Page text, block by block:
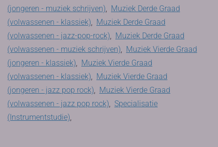
(jongeren - muziek schrijven), Muziek Derde Graad
(volwassenen - klassiek), Muziek Derde Graad
(volwassenen - jazz-pop-rock), Muziek Derde Graad
(volwassenen - muziek schrijven), Muziek Vierde Graad
(jongeren - klassiek), Muziek Vierde Graad
(volwassenen - klassiek), Muziek Vierde Graad
(jongeren - jazz pop rock), Muziek Vierde Graad
(volwassenen - jazz pop rock), Specialisatie
(Instrumentstudie),